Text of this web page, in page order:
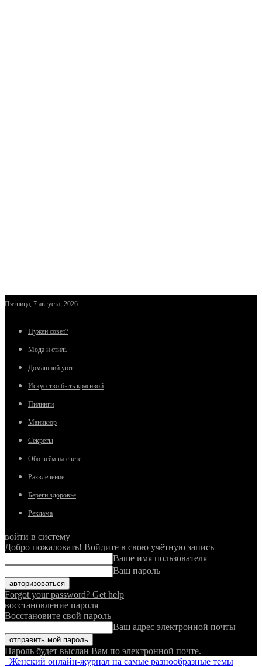
Пятница, 7 августа, 2026
Нужен совет?
Мода и стиль
Домашний уют
Искусство быть красивой
Пилинги
Маникюр
Секреты
Обо всём на свете
Развлечение
Береги здоровье
Реклама
войти в систему
Добро пожаловать! Войдите в свою учётную запись
Ваше имя пользователя
Ваш пароль
Forgot your password? Get help
восстановление пароля
Восстановите свой пароль
Ваш адрес электронной почты
Пароль будет выслан Вам по электронной почте.
Женский онлайн-журнал на самые разнообразные темы